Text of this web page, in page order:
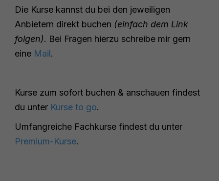
Die Kurse kannst du bei den jeweiligen
Anbietern direkt buchen (einfach dem Link
folgen). Bei Fragen hierzu schreibe mir gern
eine Mail.
Kurse zum sofort buchen & anschauen findest
du unter Kurse to go.
Umfangreiche Fachkurse findest du unter
Premium-Kurse.